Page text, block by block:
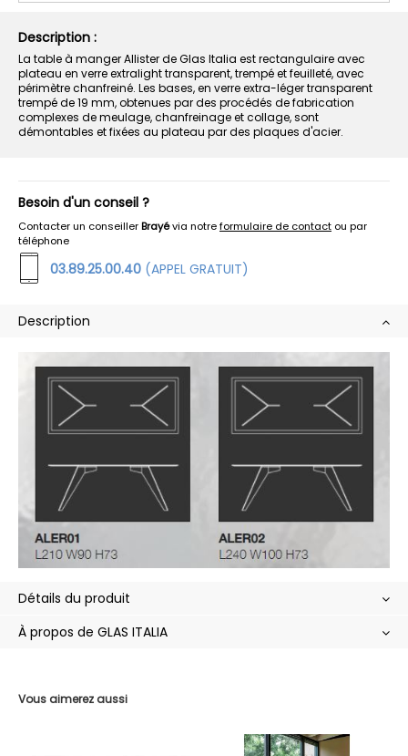
Description :
La table à manger Allister de Glas Italia est rectangulaire avec
plateau en verre extralight transparent, trempé et feuilleté, avec
périmètre chanfreiné. Les bases, en verre extra-léger transparent
trempé de 19 mm, obtenues par des procédés de fabrication
complexes de meulage, chanfreinage et collage, sont
démontables et fixées au plateau par des plaques d'acier.
Besoin d'un conseil ?
Contacter un conseillerBrayévia notreformulaire de contact ou par
téléphone
03.89.25.00.40 (APPEL GRATUIT)
Vous aimerez aussi
Description
Détails du produit
À propos de GLAS ITALIA